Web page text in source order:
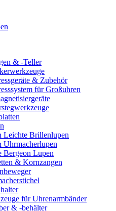
& -Teller
& Zubehör
für Großuhren
Leichte Brillenlupen
Uhrmacherlupen
Bergeon Lupen
& Kornzangen
für Uhrenarmbänder
& -behälter